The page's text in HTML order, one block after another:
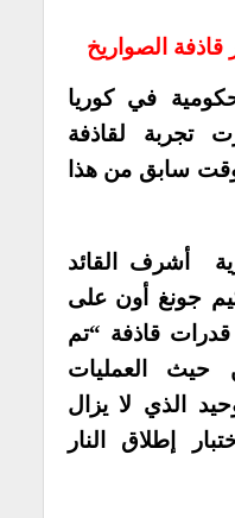
قاذفة الصواريخ
في كوريا
تجربة لقاذفة
وقت سابق من هذا
أشرف القائد
كيم جونغ أون على
قاذفة “تم
حيث العمليات
الذي لا يزال
إطلاق النار